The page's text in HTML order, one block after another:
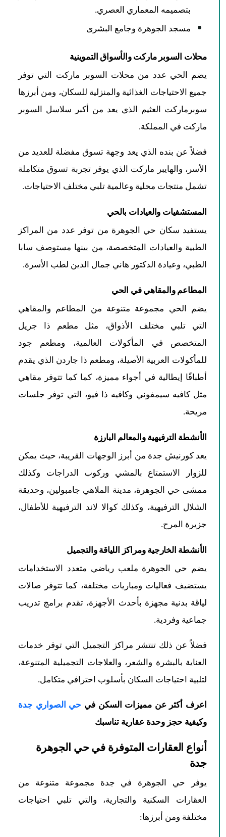
بتصميمه المعماري العصري.
مسجد الجوهرة وجامع البشرى
محلات السوبر ماركت والأسواق التموينية
يضم الحي عدد من محلات السوبر ماركت التي توفر
جميع الاحتياجات الغذائية والمنزلية للسكان، ومن أبرزها
سوبرماركت العثيم الذي يعد من أكبر سلاسل السوبر
ماركت في المملكة.
فضلاً عن بنده الذي يعد وجهة تسوق مفضلة للعديد من
الأسر، والهايبر ماركت الذي يوفر تجربة تسوق متكاملة
تشمل منتجات محلية وعالمية تلبي مختلف الاحتياجات.
المستشفيات والعيادات بالحي
يستفيد سكان حي الجوهرة من توفر عدد من المراكز
الطبية والعيادات المتخصصة، من بينها مستوصف سابا
الطبي، وعيادة الدكتور هاني جمال الدين لطب الأسرة.
المطاعم والمقاهي في الحي
يضم الحي مجموعة متنوعة من المطاعم والمقاهي
التي تلبي مختلف الأذواق، مثل مطعم ذا جريل
المتخصص في المأكولات العالمية، ومطعم جود
للمأكولات العربية الأصيلة، ومطعم ذا جاردن الذي يقدم
أطباقًا إيطالية في أجواء مميزة، كما كما تتوفر مقاهي
مثل كافيه سيمفوني وكافيه ذا فيو، التي توفر جلسات
مريحة.
الأنشطة الترفيهية والمعالم البارزة
يعد كورنيش جدة من أبرز الوجهات القريبة، حيث يمكن
للزوار الاستمتاع بالمشي وركوب الدراجات وكذلك
ممشى حي الجوهرة، مدينة الملاهي جامبولين، وحديقة
الشلال الترفيهية، وكذلك كوالا لاند الترفيهية للأطفال،
جزيرة المرح.
الأنشطة الخارجية ومراكز اللياقة والتجميل
يضم حي الجوهرة ملعب رياضي متعدد الاستخدامات
يستضيف فعاليات ومباريات مختلفة، كما تتوفر صالات
لياقة بدنية مجهزة بأحدث الأجهزة، تقدم برامج تدريب
جماعية وفردية.
فضلاً عن ذلك تنتشر مراكز التجميل التي توفر خدمات
العناية بالبشرة والشعر، والعلاجات التجميلية المتنوعة،
لتلبية احتياجات السكان بأسلوب احترافي متكامل.
اعرف أكثر عن مميزات السكن في حي الصواري جدة
وكيفية حجز وحدة عقارية تناسبك
أنواع العقارات المتوفرة في حي الجوهرة
جدة
يوفر حي الجوهرة في جدة مجموعة متنوعة من
العقارات السكنية والتجارية، والتي تلبي احتياجات
مختلفة ومن أبرزها: